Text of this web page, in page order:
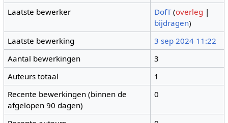
Laatste bewerker DofT (overleg |
bijdragen)
Laatste bewerking
3 sep 2024 11:22
Aantal bewerkingen
3
Auteurs totaal
1
Recente bewerkingen (binnen de
afgelopen 90 dagen)
0